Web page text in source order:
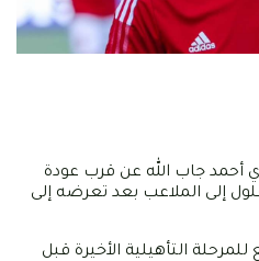
أحمد جاب الله عن قرب عودة
إلى الملاعب بعد تعرضه إلى
التأهيلية الأخيرة قبل